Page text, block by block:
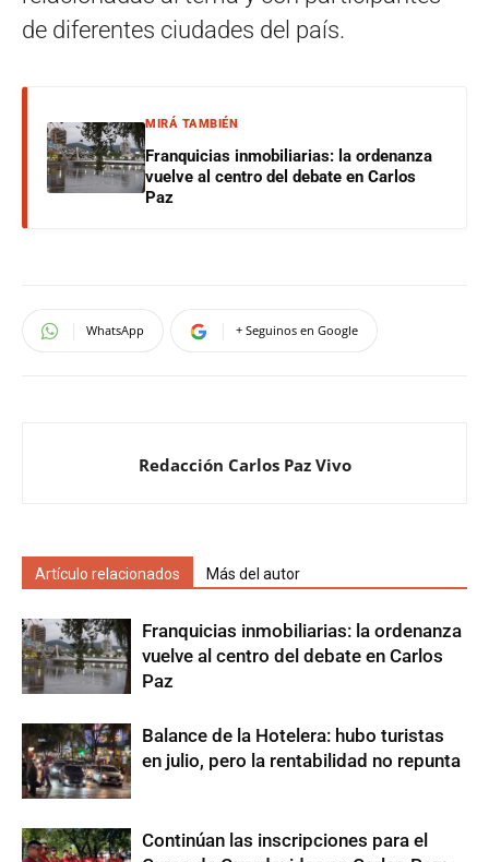
de diferentes ciudades del país.
MIRÁ TAMBIÉN
Franquicias inmobiliarias: la ordenanza
vuelve al centro del debate en Carlos
Paz
WhatsApp + Seguinos en Google
Redacción Carlos Paz Vivo
Artículo relacionados Más del autor
Franquicias inmobiliarias: la ordenanza
vuelve al centro del debate en Carlos
Paz
Balance de la Hotelera: hubo turistas
en julio, pero la rentabilidad no repunta
Continúan las inscripciones para el